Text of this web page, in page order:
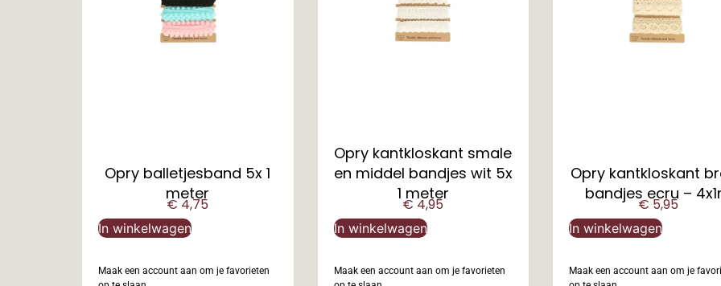
Opry balletjesband 5x 1
meter
€4,75
In winkelwagen
Maak een account aan om je favorieten
Opry kantkloskant smale
en middel bandjes wit 5x
1 meter
€ 4,95
In winkelwagen
Maak een account aan om je favorieten
Opry kantkloskant
bandjes ecru –
€5,95
In winkelwagen
Maak een account aan om je